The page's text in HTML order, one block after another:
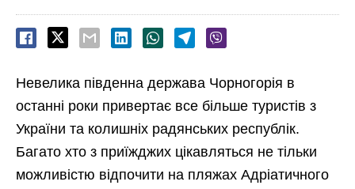
Невелика південна держава Чорногорія в
останні роки привертає все більше туристів з
України та колишніх радянських республік.
Багато хто з приїжджих цікавляться не тільки
можливістю відпочити на пляжах Адріатичного